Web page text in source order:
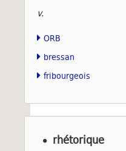
v.
ORB
bressan
fribourgeois
rhétorique